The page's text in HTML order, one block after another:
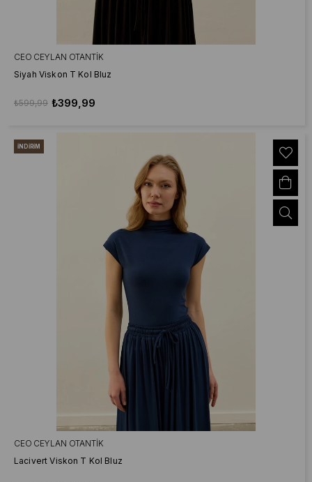
CEO CEYLAN OTANTIK
Siyah Viskon T Kol Bluz
₺399,99
₺599,99
CEO CEYLAN OTANTIK
Lacivert Viskon T Kol Bluz
İNDIRIM